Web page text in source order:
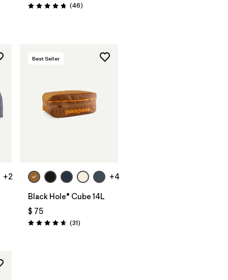
Valoración: 4.8 / 5
(46Comentarios
)
+2
Best Seller
+4
Black Hole® Cube 14L
$ 75
Valoración: 4.6 / 5
(31Comentarios
)